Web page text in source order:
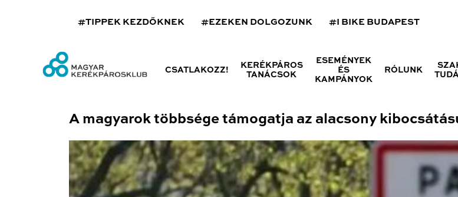
#TIPPEK KEZDŐKNEK #EZEKEN DOLGOZUNK #I BIKE BUDAPEST
CSATLAKOZZ!
KERÉKPÁROS
TANÁCSOK
ESEMÉNYEK
ÉS
KAMPÁNYOK
RÓLUNK
A magyarok többsége támogatja az alacsony